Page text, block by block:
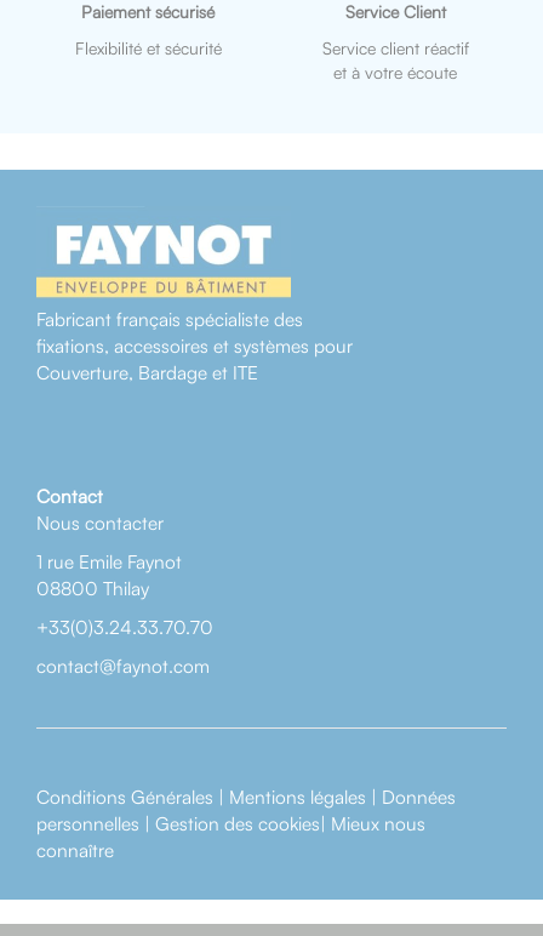
Paiement sécurisé
Flexibilité et sécurité
Service Client
Service client réactif
et à votre écoute
Fabricant français spécialiste des
fixations, accessoires et systèmes pour
Couverture, Bardage et ITE
Contact
Nous contacter
1 rue Emile Faynot
08800 Thilay
+33(0)3.24.33.70.70
contact@faynot.com
Conditions Générales | Mentions légales | Données
personnelles | Gestion des cookies| Mieux nous
connaître